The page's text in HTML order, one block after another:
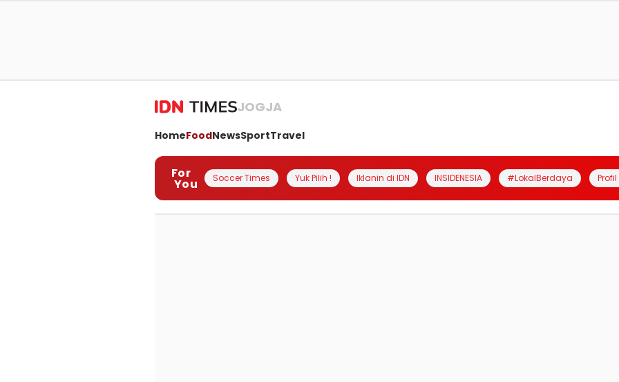
JOGJA
HomeFoodNewsSportTravel
For
You Soccer Times Yuk Pilih ! Iklanin di IDN INSIDENESIA #LokalBerdaya